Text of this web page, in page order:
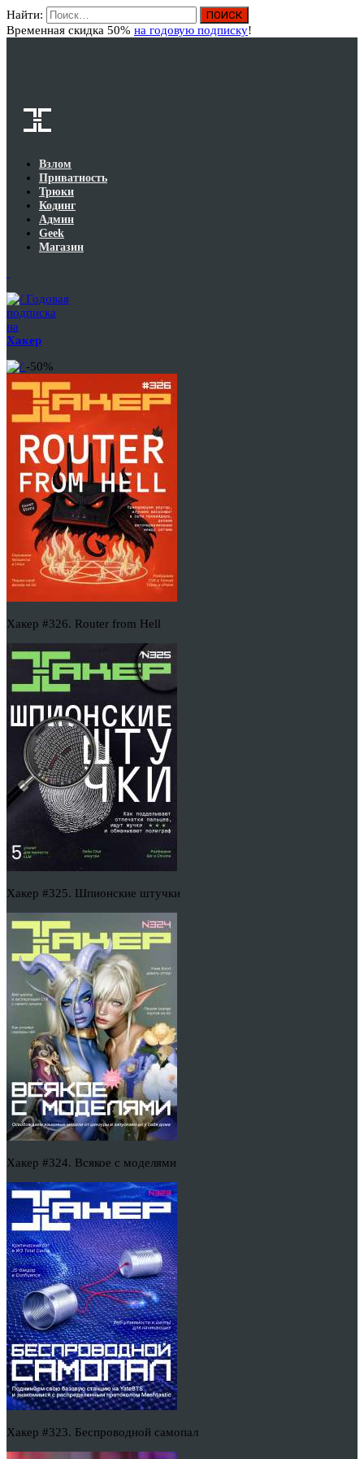
Найти:
Временная скидка 50% на годовую подписку!
Взлом
Приватность
Трюки
Кодинг
Админ
Geek
Магазин
Годовая
подписка
на
Хакер
-50%
Хакер #326. Router from Hell
Хакер #325. Шпионские штучки
Хакер #324. Всякое с моделями
Хакер #323. Беспроводной самопал